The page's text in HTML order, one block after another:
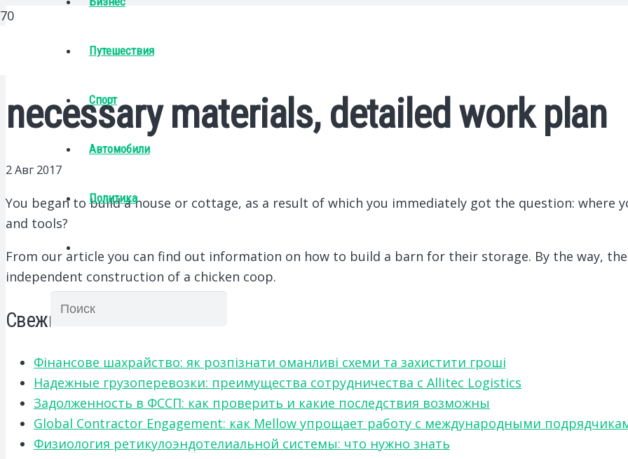
Путешествия
Спорт
Автомобили
Политика
necessary materials, detailed work plan
2 Авг 2017
You began to build a house or cottage, as a result of which you immediately got the question: where
and tools?
From our article you can find out information on how to build a barn for their storage. By the way,
independent construction of a chicken coop.
Свежие записи
Фінансове шахрайство: як розпізнати оманливі схеми та захистити гроші
Надежные грузоперевозки: преимущества сотрудничества с Allitec Logistics
Задолженность в ФССП: как проверить и какие последствия возможны
Global Contractor Engagement: как Mellow упрощает работу с международными
Физиология ретикулоэндотелиальной системы: что нужно знать